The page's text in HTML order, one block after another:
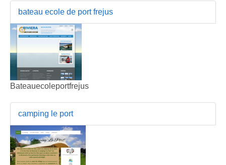
bateau ecole de port frejus
Bateauecoleportfrejus
camping le port